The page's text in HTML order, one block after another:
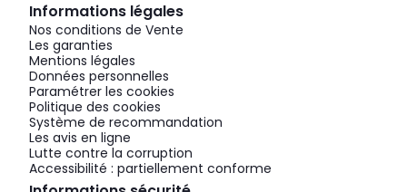
Informations légales
Nos conditions de Vente
Les garanties
Mentions légales
Données personnelles
Paramétrer les cookies
Politique des cookies
Système de recommandation
Les avis en ligne
Lutte contre la corruption
Accessibilité : partiellement conforme